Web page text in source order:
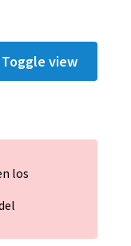
Toggle view
los